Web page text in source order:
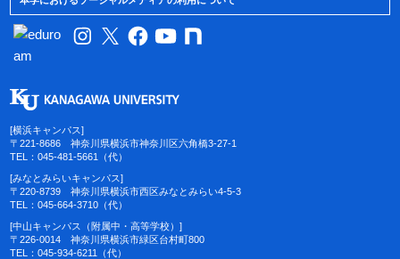
[横浜キャンパス]
〒221-8686 神奈川県横浜市神奈川区六角橋3-27-1
TEL：045-481-5661（代）
[みなとみらいキャンパス]
〒220-8739 神奈川県横浜市西区みなとみらい4-5-3
TEL：045-664-3710（代）
[中山キャンパス（附属中・高等学校）]
〒226-0014 神奈川県横浜市緑区台村町800
TEL：045-934-6211（代）